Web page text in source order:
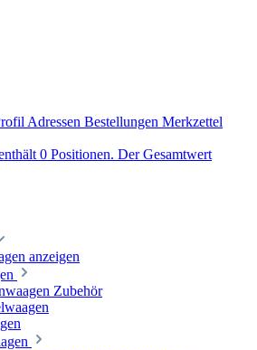
Adressen Bestellungen Merkzettel
0 Positionen. Der Gesamtwert
anzeigen
Zubehör